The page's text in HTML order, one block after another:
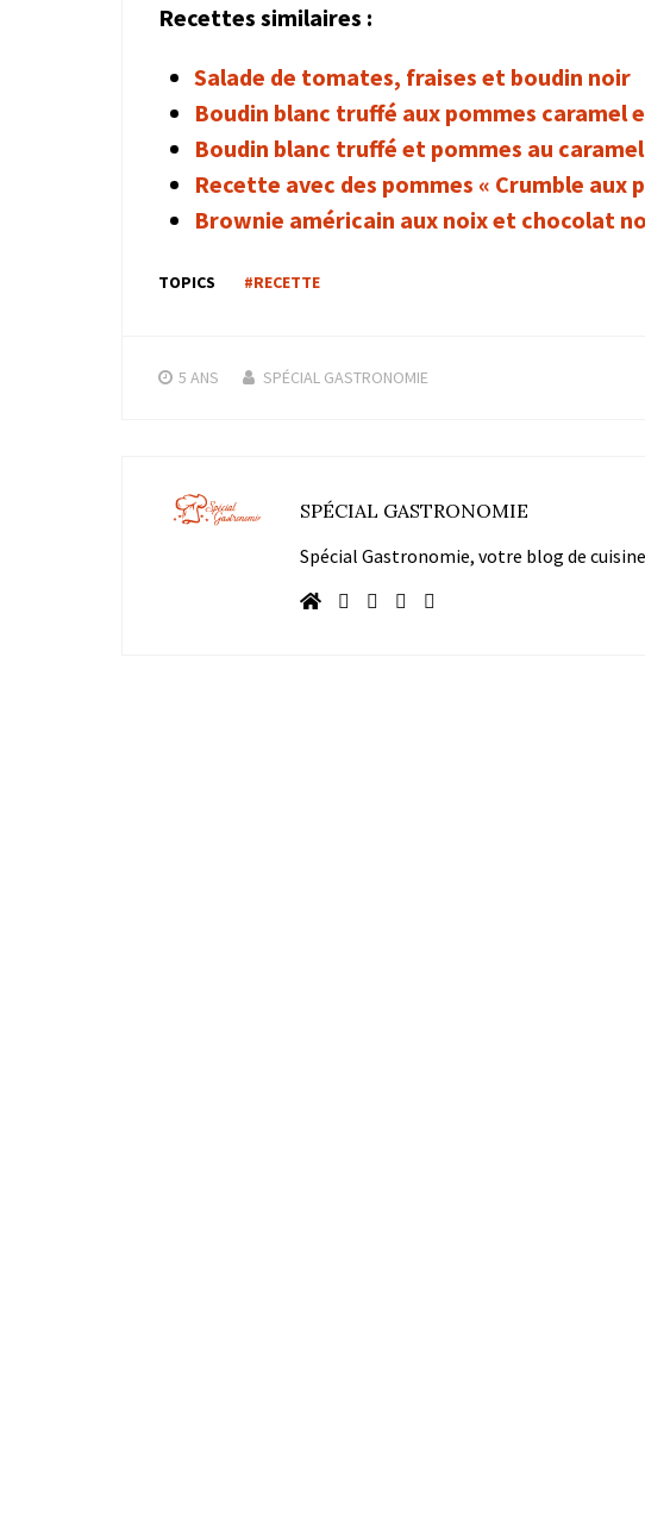
Recettes similaires :
Salade de tomates, fraises et boudin noir
Boudin blanc truffé aux pommes caramel
Boudin blanc truffé et pommes au
Recette avec des pommes « Crumble aux
Brownie américain aux noix et chocolat
TOPICS #RECETTE
5 ANS SPÉCIAL GASTRONOMIE
SPÉCIAL GASTRONOMIE
Spécial Gastronomie, votre blog de